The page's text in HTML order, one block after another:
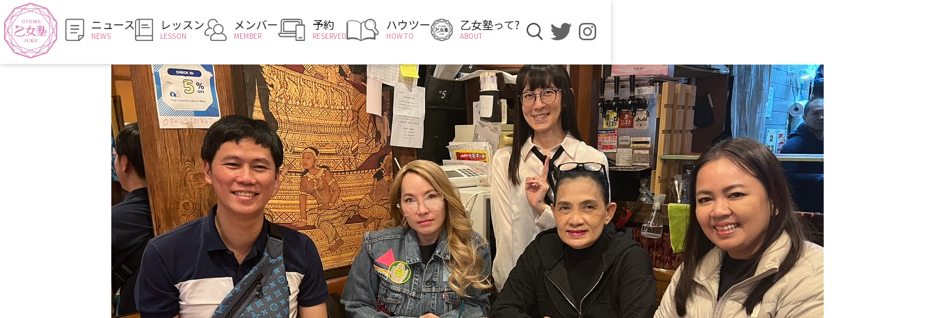
ニュース
NEWS
レッスン
LESSON
メンバー
MEMBER
予約
RESERVED
ハウツー
HOW TO
乙女塾って?
ABOUT